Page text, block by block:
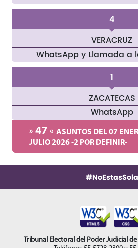
4
VERACRUZ
WhatsApp y Llamada a
1
ZACATECAS
WhatsApp
47
ASUNTOS DEL 07
JULIO 2026 -2 POR DEFINIR-
#NoEstasSola
Tribunal Electoral del Poder Judicial de